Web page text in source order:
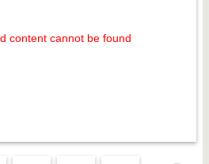
content cannot be found